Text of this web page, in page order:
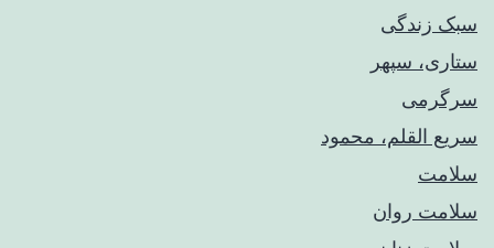
سبک زندگی
ستاری، سپهر
سرگرمی
سریع القلم، محمود
سلامت
سلامت روان